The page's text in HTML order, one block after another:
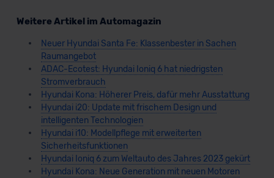
Weitere Artikel im Automagazin
Neuer Hyundai Santa Fe: Klassenbester in Sachen
Raumangebot
ADAC-Ecotest: Hyundai Ioniq 6 hat niedrigsten
Stromverbrauch
Hyundai Kona: Höherer Preis, dafür mehr Ausstattung
Hyundai i20: Update mit frischem Design und
intelligenten Technologien
Hyundai i10: Modellpflege mit erweiterten
Sicherheitsfunktionen
Hyundai Ioniq 6 zum Weltauto des Jahres 2023 gekürt
Hyundai Kona: Neue Generation mit neuen Motoren